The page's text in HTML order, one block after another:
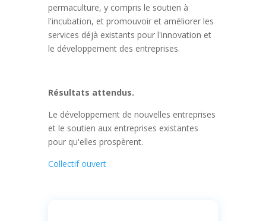
permaculture, y compris le soutien à
l'incubation, et promouvoir et améliorer les
services déjà existants pour l'innovation et
le développement des entreprises.
Résultats attendus.
Le développement de nouvelles entreprises
et le soutien aux entreprises existantes
pour qu'elles prospèrent.
Collectif ouvert